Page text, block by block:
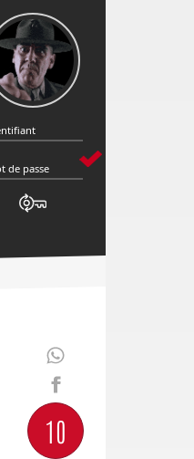
de passe
10